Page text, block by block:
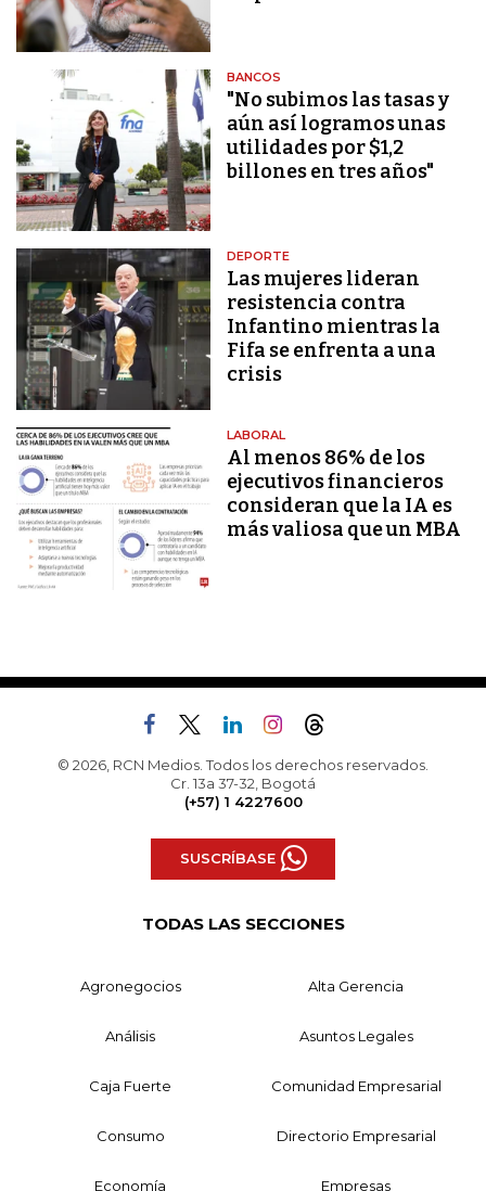
BANCOS
"No subimos las tasas y
aún así logramos unas
utilidades por $1,2
billones en tres años"
DEPORTE
Las mujeres lideran
resistencia contra
Infantino mientras la
Fifa se enfrenta a una
crisis
LABORAL
Al menos 86% de los
ejecutivos financieros
consideran que la IA es
más valiosa que un MBA
© 2026, RCN Medios. Todos los derechos reservados.
Cr. 13a 37-32, Bogotá
(+57) 1 4227600
SUSCRÍBASE
TODAS LAS SECCIONES
Agronegocios Alta Gerencia
Análisis Asuntos Legales
Caja Fuerte Comunidad Empresarial
Consumo Directorio Empresarial
Economía Empresas